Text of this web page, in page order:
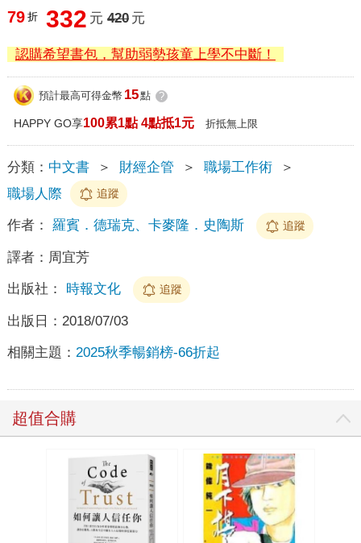
79 折 332 元 420 元
認購希望書包，幫助弱勢孩童上學不中斷！
預計最高可得金幣 15點 ?
HAPPY GO享100累1點 4點抵1元 折抵無上限
分類： 中文書 ＞ 財經企管 ＞ 職場工作術
＞
職場人際
追蹤
作者： 羅賓．德瑞克、卡麥隆．史陶斯 追蹤
譯者： 周宜芳
出版社： 時報文化 追蹤
出版日： 2018/07/03
相關主題： 2025秋季暢銷榜-66折起
超值合購